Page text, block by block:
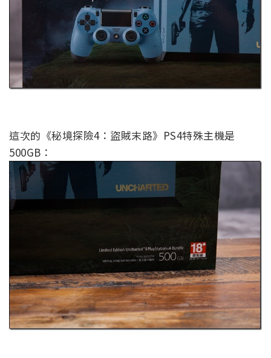
這次的《秘境探險4：盜賊末路》PS4特殊主機是
500GB：